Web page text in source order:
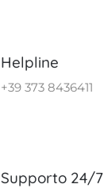
Helpline
+39 373 8436411
Supporto 24/7